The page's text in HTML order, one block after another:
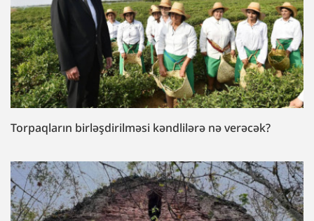
Torpaqların birləşdirilməsi kəndlilərə nə verəcək?